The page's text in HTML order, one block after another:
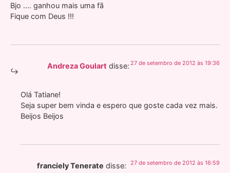
Bjo …. ganhou mais uma fã
Fique com Deus !!!
Andreza Goulart disse: 27 de setembro de 2012 às 19:36
Olá Tatiane!
Seja super bem vinda e espero que goste cada vez mais.
Beijos Beijos
franciely Tenerate disse: 27 de setembro de 2012 às 16:59